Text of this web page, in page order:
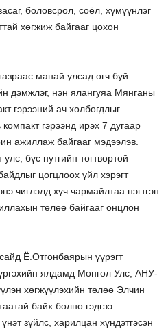
боловсрол, соёл, хүмүүнлэг
хөгжиж байгааг цохон
манай улсад өгч буй
дэмжлэг, нэн ялангуяа Мянганы
гэрээний ач холбогдлыг
гэрээнд ирэх 7 дугаар
ажиллаж байгааг мэдээлэв.
бүс нутгийн тогтвортой
цогцлоох үйл хэрэгт
чиглэлд хүч чармайлтаа нэгтгэн
төлөө байгааг онцлон
Ё.Отгонбаярын үүрэгт
ялдамд Монгол Улс, АНУ-
хөгжүүлэхийн төлөө Элчин
байх болно гэдгээ
зүйлс, харилцан хүндэтгэсэн